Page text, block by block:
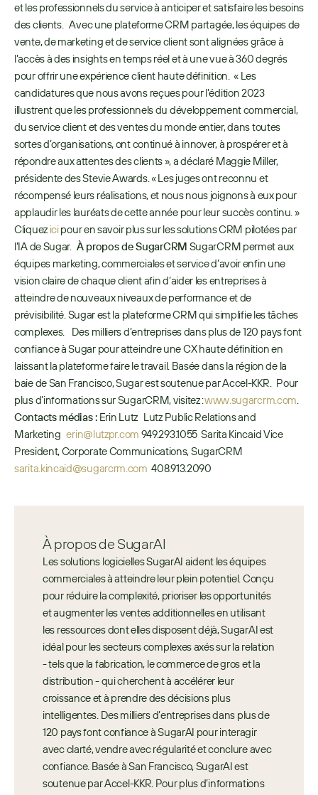
et les professionnels du service à anticiper et satisfaire les besoins
des clients.   Avec une plateforme CRM partagée, les équipes de
vente, de marketing et de service client sont alignées grâce à
l’accès à des insights en temps réel et à une vue à 360 degrés
pour offrir une expérience client haute définition.  « Les
candidatures que nous avons reçues pour l’édition 2023
illustrent que les professionnels du développement commercial,
du service client et des ventes du monde entier, dans toutes
sortes d’organisations, ont continué à innover, à prospérer et à
répondre aux attentes des clients », a déclaré Maggie Miller,
présidente des Stevie Awards. « Les juges ont reconnu et
récompensé leurs réalisations, et nous nous joignons à eux pour
applaudir les lauréats de cette année pour leur succès continu. »
Cliquez ici pour en savoir plus sur les solutions CRM pilotées par
l’IA de Sugar. À propos de SugarCRM SugarCRM permet aux
équipes marketing, commerciales et service d’avoir enfin une
vision claire de chaque client afin d’aider les entreprises à
atteindre de nouveaux niveaux de performance et de
prévisibilité. Sugar est la plateforme CRM qui simplifie les tâches
complexes.    Des milliers d’entreprises dans plus de 120 pays font
confiance à Sugar pour atteindre une CX haute définition en
laissant la plateforme faire le travail. Basée dans la région de la
baie de San Francisco, Sugar est soutenue par Accel-KKR.   Pour
plus d’informations sur SugarCRM, visitez : www.sugarcrm.com
Contacts médias : Erin Lutz   Lutz Public Relations and
Marketing erin@lutzpr.com 949.293.1055  Sarita Kincaid Vice
sarita.kincaid@sugarcrm.com 408.913.2090
À propos de SugarAI
Les solutions logicielles SugarAI aident les équipes
commerciales à atteindre leur plein potentiel. Conçu
pour réduire la complexité, prioriser les opportunités
et augmenter les ventes additionnelles en utilisant
les ressources dont elles disposent déjà, SugarAI est
idéal pour les secteurs complexes axés sur la relation
- tels que la fabrication, le commerce de gros et la
distribution - qui cherchent à accélérer leur
croissance et à prendre des décisions plus
intelligentes. Des milliers d’entreprises dans plus de
120 pays font confiance à SugarAI pour interagir
avec clarté, vendre avec régularité et conclure avec
confiance. Basée à San Francisco, SugarAI est
soutenue par Accel-KKR. Pour plus d’informations